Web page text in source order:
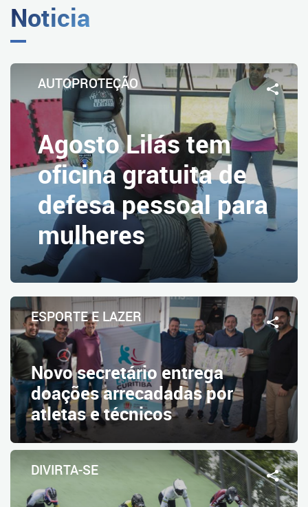
Noticia
AUTOPROTEÇÃO
Agosto Lilás tem
oficina gratuita de
defesa pessoal para
mulheres
ESPORTE E LAZER
Novo secretário entrega
doações arrecadadas por
atletas e técnicos
DIVIRTA-SE